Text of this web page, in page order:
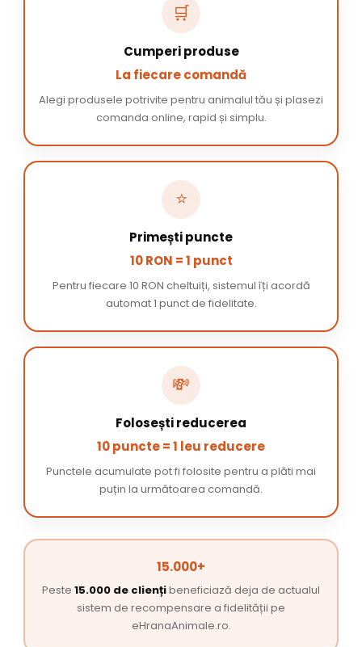
🛒
Cumperi produse
La fiecare comandă
Alegi produsele potrivite pentru animalul tău și plasezi
comanda online, rapid și simplu.
⭐
Primești puncte
10 RON = 1 punct
Pentru fiecare 10 RON cheltuiți, sistemul îți acordă
automat 1 punct de fidelitate.
💸
Folosești reducerea
10 puncte = 1 leu reducere
Punctele acumulate pot fi folosite pentru a plăti mai
puțin la următoarea comandă.
15.000+
Peste 15.000 de cliențibeneficiază deja de actualul
sistem de recompensare a fidelității pe
eHranaAnimale.ro.